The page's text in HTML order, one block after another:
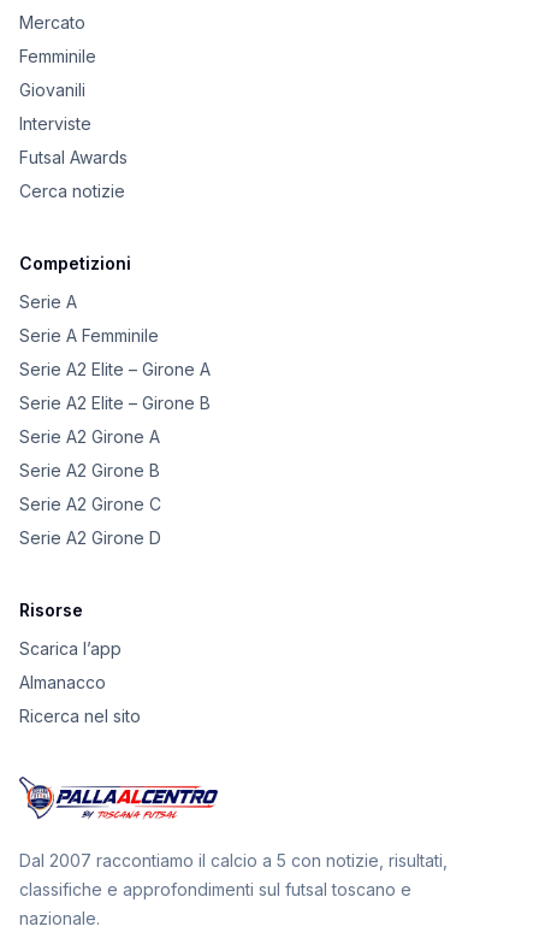
Mercato
Femminile
Giovanili
Interviste
Futsal Awards
Cerca notizie
Competizioni
Serie A
Serie A Femminile
Serie A2 Elite – Girone A
Serie A2 Elite – Girone B
Serie A2 Girone A
Serie A2 Girone B
Serie A2 Girone C
Serie A2 Girone D
Risorse
Scarica l’app
Almanacco
Ricerca nel sito
Dal 2007 raccontiamo il calcio a 5 con notizie, risultati,
classifiche e approfondimenti sul futsal toscano e
nazionale.